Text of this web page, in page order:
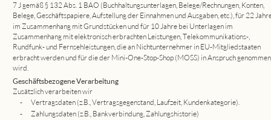
7 J gemäß § 132 Abs. 1 BAO (Buchhaltungsunterlagen, Belege/Rechnungen, Konten,
Belege, Geschäftspapiere, Aufstellung der Einnahmen und Ausgaben, etc.), für 22
im Zusammenhang mit Grundstücken und für 10 Jahre bei Unterlagen im
Zusammenhang mit elektronisch erbrachten Leistungen, Telekommunikations-,
Rundfunk- und Fernsehleistungen, die an Nichtunternehmer in EU-Mitgliedstaaten
erbracht werden und für die der Mini-One-Stop-Shop (MOSS) in Anspruch
wird.
Geschäftsbezogene Verarbeitung
Zusätzlich verarbeiten wir
-
Vertragsdaten (z.B., Vertragsgegenstand, Laufzeit, Kundenkategorie).
-
Zahlungsdaten (z.B., Bankverbindung, Zahlungshistorie)